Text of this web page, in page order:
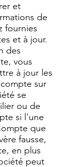
et
de
fournies
et à jour.
des
vous
à jour les
sur
se
ou de
si l'une
que
fausse,
en plus
peut